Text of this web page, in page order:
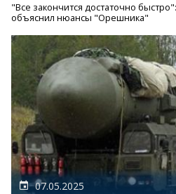
"Все закончится достаточно
объяснил нюансы "Орешника"
07.05.2025